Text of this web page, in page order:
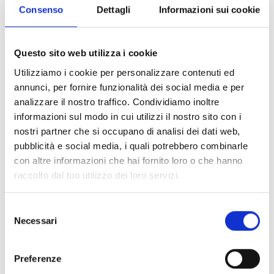
Consenso Dettagli Informazioni sui cookie
Questo sito web utilizza i cookie
Utilizziamo i cookie per personalizzare contenuti ed
annunci, per fornire funzionalità dei social media e per
analizzare il nostro traffico. Condividiamo inoltre
informazioni sul modo in cui utilizzi il nostro sito con i
nostri partner che si occupano di analisi dei dati web,
pubblicità e social media, i quali potrebbero combinarle
con altre informazioni che hai fornito loro o che hanno
raccolto dal tuo utilizzo dei loro servizi.
delNecessari
Preferenze
FPM-Module
AI100DIN-Modul
IFM-Module